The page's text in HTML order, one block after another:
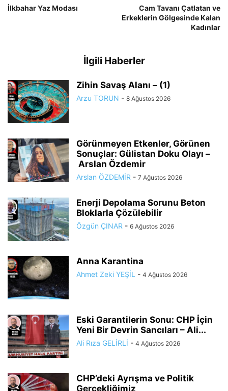
İlkbahar Yaz Modası
Cam Tavanı Çatlatan ve
Erkeklerin Gölgesinde Kalan
Kadınlar
İlgili Haberler
Zihin Savaş Alanı – (1)
Arzu TORUN - 8 Ağustos 2026
Görünmeyen Etkenler, Görünen
Sonuçlar: Gülistan Doku Olayı –
Arslan Özdemir
Arslan ÖZDEMİR - 7 Ağustos 2026
Enerji Depolama Sorunu Beton
Bloklarla Çözülebilir
Özgün ÇINAR - 6 Ağustos 2026
Anna Karantina
Ahmet Zeki YEŞİL - 4 Ağustos 2026
Eski Garantilerin Sonu: CHP İçin
Yeni Bir Devrin Sancıları – Ali...
Ali Rıza GELİRLİ - 4 Ağustos 2026
CHP’deki Ayrışma ve Politik
Gerçekliğimiz